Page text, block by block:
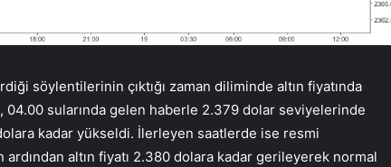
söylentilerinin çıktığı zaman diliminde altın fiyatında
04.00 sularında gelen haberle 2.379 dolar seviyelerinde
kadar yükseldi. İlerleyen saatlerde ise resmi
altın fiyatı 2.380 dolara kadar gerileyerek normal